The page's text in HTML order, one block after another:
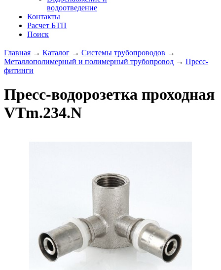
водоотведение
Контакты
Расчет БТП
Поиск
Главная → Каталог → Системы трубопроводов →
Металлополимерный и полимерный трубопровод → Пресс-
фитинги
Пресс-водорозетка проходная
VTm.234.N